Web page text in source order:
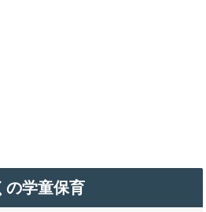
の学童保育